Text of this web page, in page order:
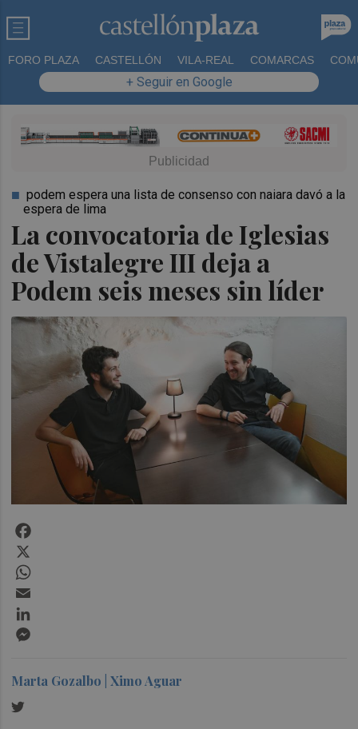
FORO PLAZA CASTELLÓN VILA-REAL COMARCAS
+ Seguir en Google
La convocatoria de Iglesias
de Vistalegre III deja a
Podem seis meses sin líder
podem espera una lista de consenso con naiara davó a la
espera de lima
Marta Gozalbo | Ximo Aguar